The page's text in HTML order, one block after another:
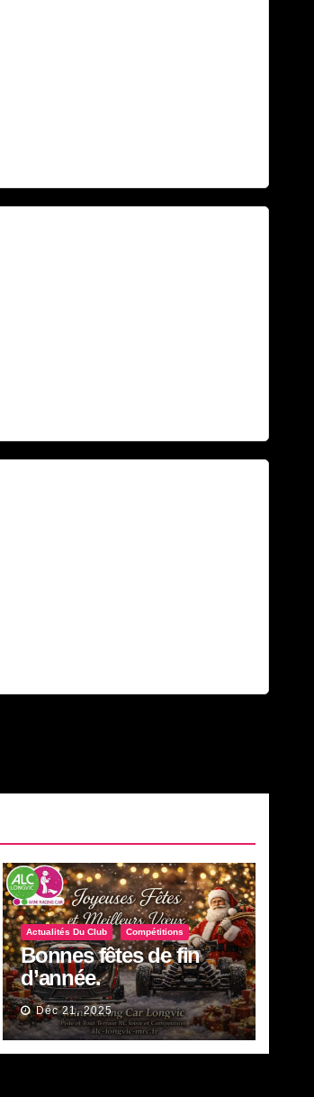
Actualités Du Club Compétitions
Bonnes fêtes de fin
d’année.
Déc 21, 2025